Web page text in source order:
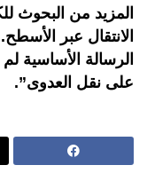
المزيد من
الرسالة الأساسية
على نقل العدوى”.